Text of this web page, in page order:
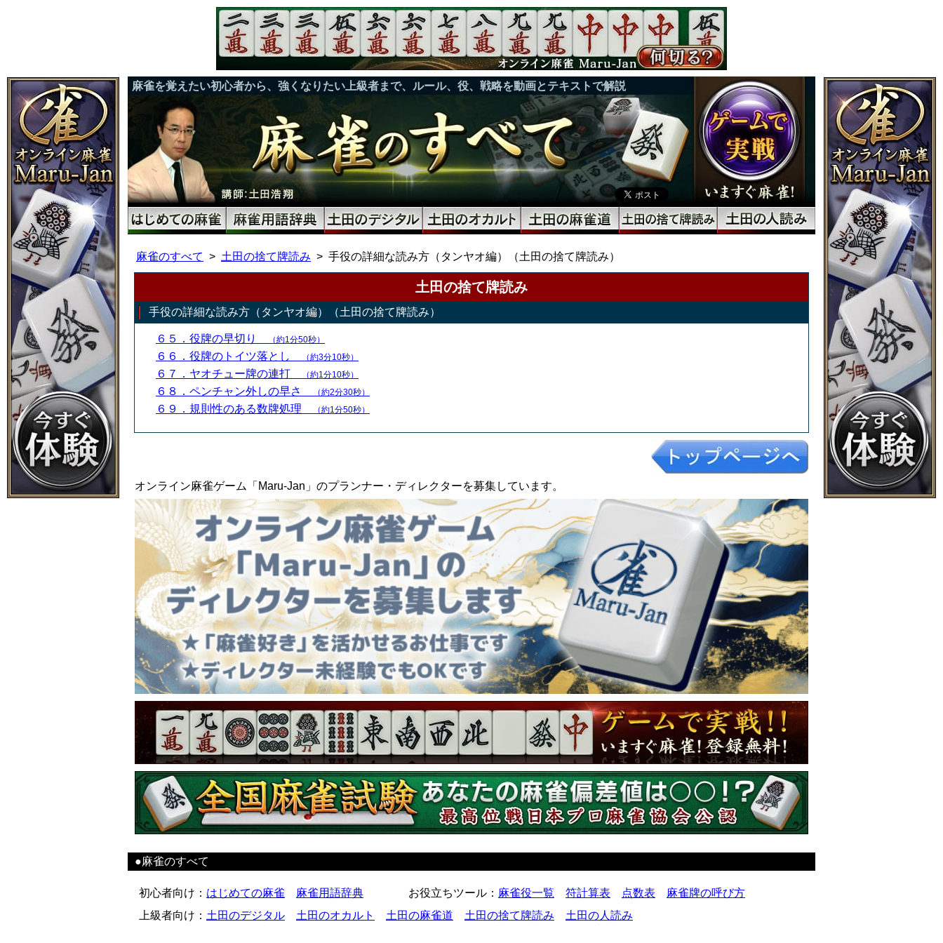
麻雀を覚えたい初心者から、強くなりたい上級者まで、ルール、役、戦略を動画とテキストで解説
麻雀のすべて 土田の捨て牌読み 手役の詳細な読み方（タンヤオ編）（土田の捨て牌読み）
土田の捨て牌読み
手役の詳細な読み方（タンヤオ編）（土田の捨て牌読み）
６５．役牌の早切り （約1分50秒）
６６．役牌のトイツ落とし （約3分10秒）
６７．ヤオチュー牌の連打 （約1分10秒）
６８．ペンチャン外しの早さ （約2分30秒）
６９．規則性のある数牌処理 （約1分50秒）
オンライン麻雀ゲーム「Maru-Jan」のプランナー・ディレクターを募集しています。
●麻雀のすべて
初心者向け ： はじめての麻雀 麻雀用語辞典 お役立ちツール ： 麻雀役一覧 符計算表 点数表
麻雀牌の呼び方
上級者向け ： 土田のデジタル 土田のオカルト 土田の麻雀道 土田の捨て牌読み 土田の人読み